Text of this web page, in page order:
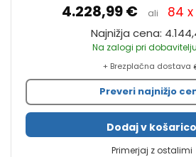
4.228,99 € ali 84
Najnižja cena:
Na zalogi pri dobavitelju
+ Brezplačna dostava
Preveri najnižjo
Dodaj v košarico
Primerjaj z ostalimi